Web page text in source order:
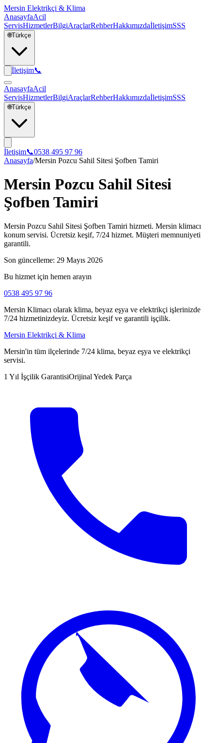
Mersin Elektrikçi & Klima
AnasayfaAcil
ServisHizmetlerBilgiAraçlarRehberHakkımızdaİletişimSSS
🌐Türkçe
İletişim📞
AnasayfaAcil
ServisHizmetlerBilgiAraçlarRehberHakkımızdaİletişimSSS
🌐Türkçe
İletişim📞0538 495 97 96
Anasayfa/Mersin Pozcu Sahil Sitesi Şofben Tamiri
Mersin Pozcu Sahil Sitesi
Şofben Tamiri
Mersin Pozcu Sahil Sitesi Şofben Tamiri hizmeti. Mersin klimacı
konum servisi. Ücretsiz keşif, 7/24 hizmet. Müşteri memnuniyeti
garantili.
Son güncelleme: 29 Mayıs 2026
Bu hizmet için hemen arayın
0538 495 97 96
Mersin Klimacı olarak klima, beyaz eşya ve elektrikçi işlerinizde
7/24 hizmetinizdeyiz. Ücretsiz keşif ve garantili işçilik.
Mersin Elektrikçi & Klima
Mersin'in tüm ilçelerinde 7/24 klima, beyaz eşya ve elektrikçi
servisi.
1 Yıl İşçilik GarantisiOrijinal Yedek Parça